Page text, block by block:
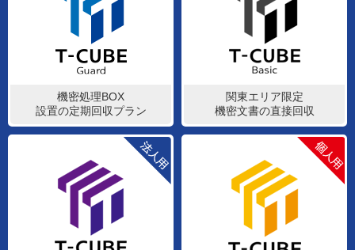
機密処理BOX
設置の定期回収プラン
関東エリア限定
機密文書の直接回収